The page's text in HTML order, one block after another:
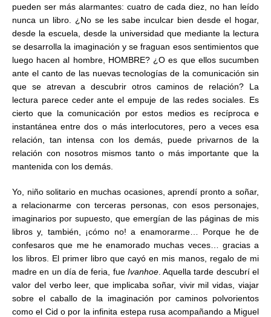
pueden ser más alarmantes: cuatro de cada diez, no han leído
nunca un libro. ¿No se les sabe inculcar bien desde el hogar,
desde la escuela, desde la universidad que mediante la lectura
se desarrolla la imaginación y se fraguan esos sentimientos que
luego hacen al hombre, HOMBRE? ¿O es que ellos sucumben
ante el canto de las nuevas tecnologías de la comunicación sin
que se atrevan a descubrir otros caminos de relación? La
lectura parece ceder ante el empuje de las redes sociales. Es
cierto que la comunicación por estos medios es recíproca e
instantánea entre dos o más interlocutores, pero a veces esa
relación, tan intensa con los demás, puede privarnos de la
relación con nosotros mismos tanto o más importante que la
mantenida con los demás.
Yo, niño solitario en muchas ocasiones, aprendí pronto a soñar,
a relacionarme con terceras personas, con esos personajes,
imaginarios por supuesto, que emergían de las páginas de mis
libros y, también, ¡cómo no! a enamorarme… Porque he de
confesaros que me he enamorado muchas veces… gracias a
los libros. El primer libro que cayó en mis manos, regalo de mi
madre en un día de feria, fue Ivanhoe. Aquella tarde descubrí el
valor del verbo leer, que implicaba soñar, vivir mil vidas, viajar
sobre el caballo de la imaginación por caminos polvorientos
como el Cid o por la infinita estepa rusa acompañando a Miguel